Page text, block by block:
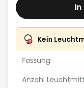
Kein
Fassung:
Anzahl